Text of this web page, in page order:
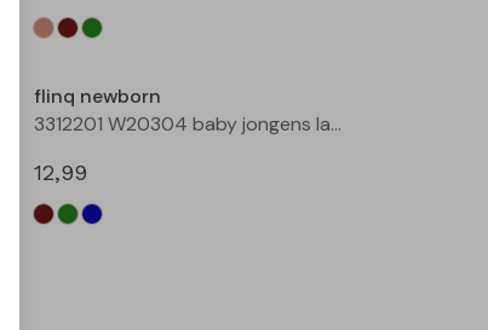
flinq newborn
3312201 W20304 baby jongens lange broek Groen mos
12,99